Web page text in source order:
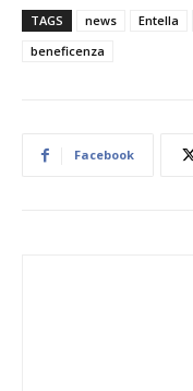
TAGS news Entella
beneficenza
Facebook